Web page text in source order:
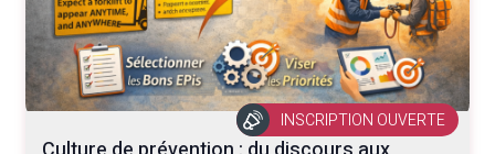
INSCRIPTION OUVERTE